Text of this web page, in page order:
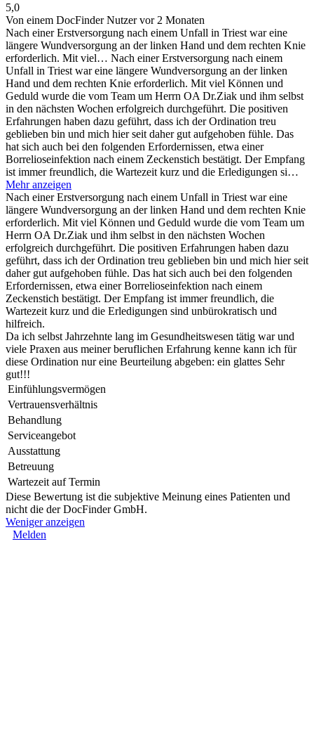
5,0
Von einem DocFinder Nutzervor 2 Monaten
Nach einer Erstversorgung nach einem Unfall in Triest war eine
längere Wundversorgung an der linken Hand und dem rechten Knie
erforderlich. Mit viel… Nach einer Erstversorgung nach einem
Unfall in Triest war eine längere Wundversorgung an der linken
Hand und dem rechten Knie erforderlich. Mit viel Können und
Geduld wurde die vom Team um Herrn OA Dr.Ziak und ihm selbst
in den nächsten Wochen erfolgreich durchgeführt. Die positiven
Erfahrungen haben dazu geführt, dass ich der Ordination treu
geblieben bin und mich hier seit daher gut aufgehoben fühle. Das
hat sich auch bei den folgenden Erfordernissen, etwa einer
Borrelioseinfektion nach einem Zeckenstich bestätigt. Der Empfang
ist immer freundlich, die Wartezeit kurz und die Erledigungen si…
Mehr anzeigen
Nach einer Erstversorgung nach einem Unfall in Triest war eine
längere Wundversorgung an der linken Hand und dem rechten Knie
erforderlich. Mit viel Können und Geduld wurde die vom Team um
Herrn OA Dr.Ziak und ihm selbst in den nächsten Wochen
erfolgreich durchgeführt. Die positiven Erfahrungen haben dazu
geführt, dass ich der Ordination treu geblieben bin und mich hier seit
daher gut aufgehoben fühle. Das hat sich auch bei den folgenden
Erfordernissen, etwa einer Borrelioseinfektion nach einem
Zeckenstich bestätigt. Der Empfang ist immer freundlich, die
Wartezeit kurz und die Erledigungen sind unbürokratisch und
hilfreich.
Da ich selbst Jahrzehnte lang im Gesundheitswesen tätig war und
viele Praxen aus meiner beruflichen Erfahrung kenne kann ich für
diese Ordination nur eine Beurteilung abgeben: ein glattes Sehr
gut!!!
Einfühlungsvermögen
Vertrauensverhältnis
Behandlung
Serviceangebot
Ausstattung
Betreuung
Wartezeit auf Termin
Diese Bewertung ist die subjektive Meinung eines Patienten und
nicht die der DocFinder GmbH.
Weniger anzeigen
Melden